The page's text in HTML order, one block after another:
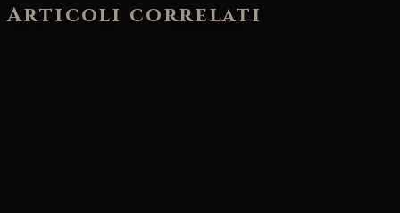
Articoli correlati